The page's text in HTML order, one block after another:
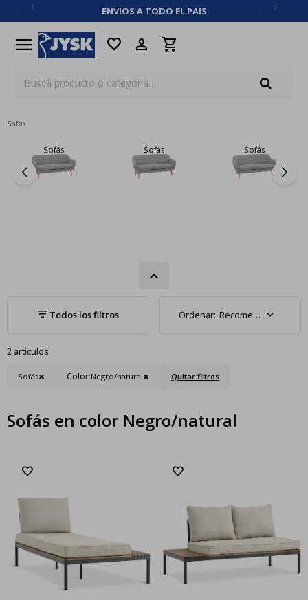
ENVIOS A TODO EL PAIS
menu favorite
Sofás
Sofás Sofás Sofás
Recomendados
2 artículos
Sofás Color:Negro/natural Quitar filtros
Sofás en color Negro/natural
close